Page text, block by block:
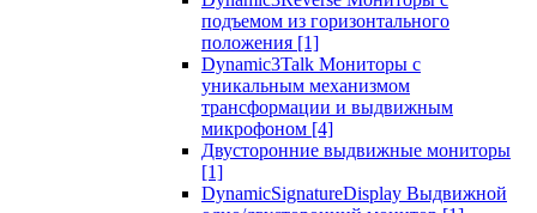
подъемом из горизонтального
положения [1]
Dynamic3Talk Мониторы с
уникальным механизмом
трансформации и выдвижным
микрофоном [4]
Двусторонние выдвижные мониторы
[1]
DynamicSignatureDisplay Выдвижной